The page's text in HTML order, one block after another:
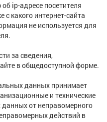
ip-адресе посетителя
с какого интернет-сайта
не используется для
за сведения,
в общедоступной форме.
данных принимает
и технические
от неправомерного
действий в